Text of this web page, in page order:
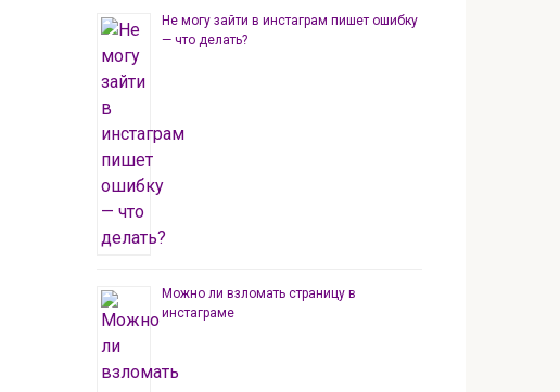
Не могу зайти в инстаграм пишет ошибку
— что делать?
Можно ли взломать страницу в
инстаграме